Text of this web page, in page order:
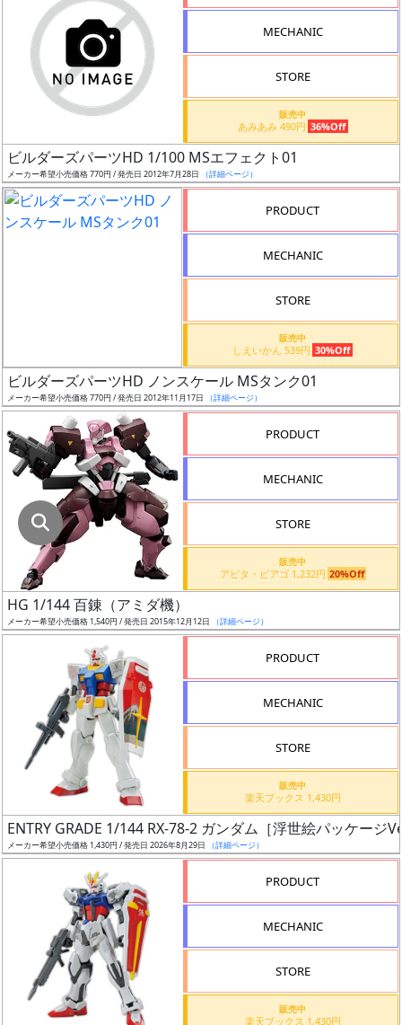
指
最
安
の
み
表
ク
ス
ア
ー
タ
ー
（β）
MECHANIC
STORE
販売中
あみあみ 490円 36%Off
ビルダーズパーツHD 1/100 MSエフェクト01
メーカー希望小売価格 770円 / 発売日 2012年7月28日 （詳細ページ）
PRODUCT
MECHANIC
STORE
販売中
しえいかん 539円 30%Off
ビルダーズパーツHD ノンスケール MSタンク01
メーカー希望小売価格 770円 / 発売日 2012年11月17日 （詳細ページ）
PRODUCT
MECHANIC
STORE
販売中
アピタ・ピアゴ 1,232円 20%Off
HG 1/144 百錬（アミダ機）
メーカー希望小売価格 1,540円 / 発売日 2015年12月12日 （詳細ページ）
PRODUCT
MECHANIC
STORE
販売中
楽天ブックス 1,430円
ENTRY GRADE 1/144 RX-78-2 ガンダム［浮世絵パッケージ
メーカー希望小売価格 1,430円 / 発売日 2026年8月29日 （詳細ページ）
PRODUCT
MECHANIC
STORE
販売中
楽天ブックス 1,430円